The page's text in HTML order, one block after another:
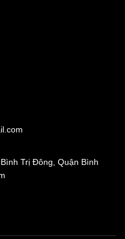
Trị Đông, Quận Bình